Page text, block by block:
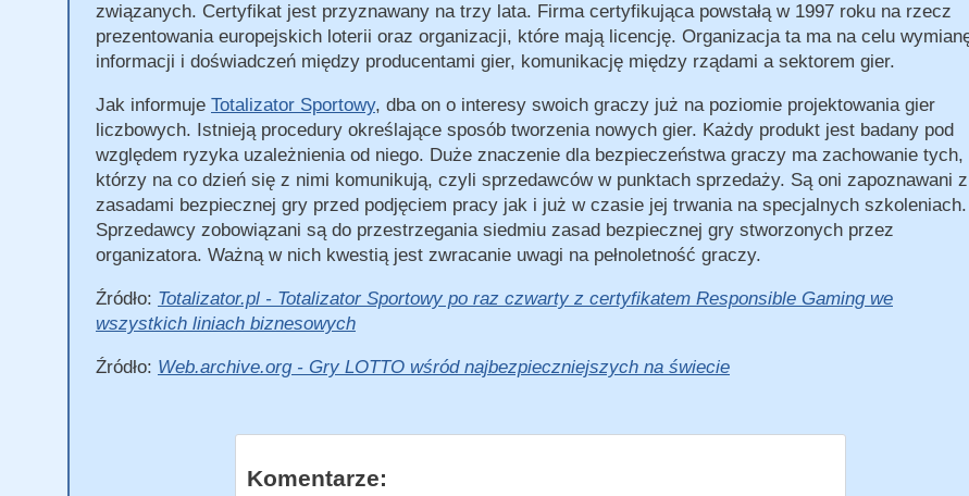
związanych. Certyfikat jest przyznawany na trzy lata. Firma certyfikująca powstałą w 1997 roku na rzecz
prezentowania europejskich loterii oraz organizacji, które mają licencję. Organizacja ta ma na celu
informacji i doświadczeń między producentami gier, komunikację między rządami a sektorem gier.
Jak informuje Totalizator Sportowy, dba on o interesy swoich graczy już na poziomie projektowania gier
liczbowych. Istnieją procedury określające sposób tworzenia nowych gier. Każdy produkt jest badany pod
względem ryzyka uzależnienia od niego. Duże znaczenie dla bezpieczeństwa graczy ma zachowanie tych,
którzy na co dzień się z nimi komunikują, czyli sprzedawców w punktach sprzedaży. Są oni zapoznawani z
zasadami bezpiecznej gry przed podjęciem pracy jak i już w czasie jej trwania na specjalnych szkoleniach.
Sprzedawcy zobowiązani są do przestrzegania siedmiu zasad bezpiecznej gry stworzonych przez
organizatora. Ważną w nich kwestią jest zwracanie uwagi na pełnoletność graczy.
Źródło: Totalizator.pl - Totalizator Sportowy po raz czwarty z certyfikatem Responsible Gaming we
wszystkich liniach biznesowych
Źródło: Web.archive.org - Gry LOTTO wśród najbezpieczniejszych na świecie
Komentarze: